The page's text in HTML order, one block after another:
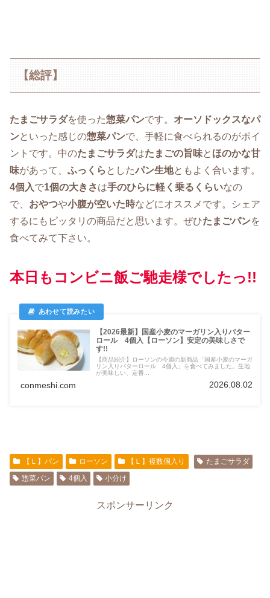
【総評】
たまごサラダを使った惣菜パンです。 オーソドックスなパ
ンといった感じの惣菜パンで、手軽に食べられるのがポイ
ントです。中のたまごサラダはたまごの旨味と ほのかな甘
味があって、 ふっくら としたパン生地ともよく合います。
4個入で1個の大きさは手のひらに軽く乗るくらいなの
で、 おやつや小腹が空いた時などにオススメです。シェア
するにもピッタリの商品だと思います。ぜひたまごパンを
食べてみて下さい。
本日もコンビニ飯ご馳走様でしたっ!!
【2026最新】国産小麦のマーガリン入りバター
ロール 4個入【ローソン】安定の美味しさで
す!!
【商品紹介】ローソンの今週の新商品「国産小麦のマーガ
リン入りバターロール 4個入」を食べてみました。生地
が美味しい、定番...
conmeshi.com 2026.08.02
【Ｌ】パン ローソン 【Ｌ】複数個入り
たまごサラダ
惣菜パン
4個入 小分け
スポンサーリンク